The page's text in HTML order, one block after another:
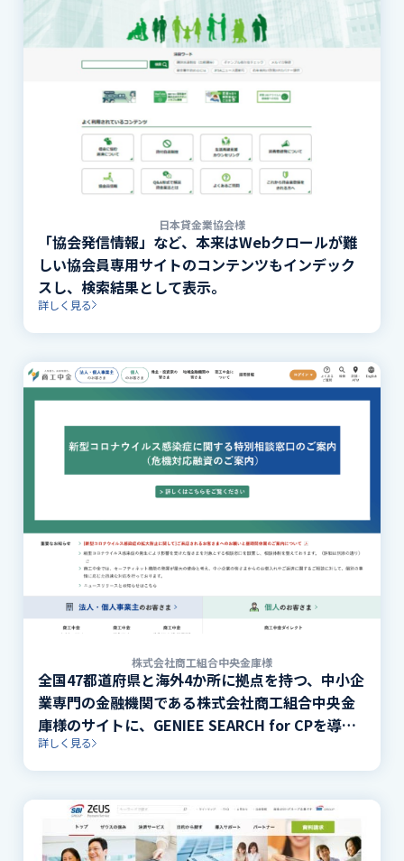
日本貸金業協会様
「協会発信情報」など、本来はWebクロールが難
しい協会員専用サイトのコンテンツもインデック
スし、検索結果として表示。
詳しく見る
株式会社商工組合中央金庫様
全国47都道府県と海外4か所に拠点を持つ、中小企
業専門の金融機関である株式会社商工組合中央金
庫様のサイトに、GENIEE SEARCH for CPを導
入。目的に合わせて探せる検索機能を実装。
詳しく見る